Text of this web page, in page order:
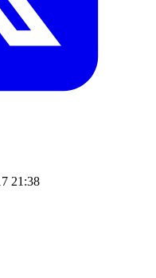
21:38